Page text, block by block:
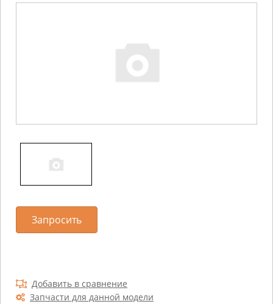
Добавить в сравнение
Запчасти для данной модели
Запросить